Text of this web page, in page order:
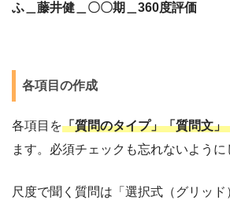
ふ＿藤井健＿〇〇期＿360度評価
各項目の作成
各項目を「質問のタイプ」「質問文」
ます。必須チェックも忘れないように
尺度で聞く質問は「選択式（グリッ